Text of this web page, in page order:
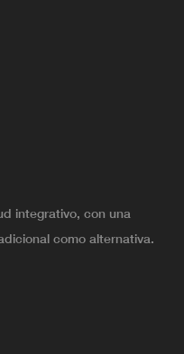
integrativo, con una
como alternativa.